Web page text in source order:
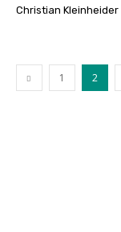
Christian Kleinheider
1 2